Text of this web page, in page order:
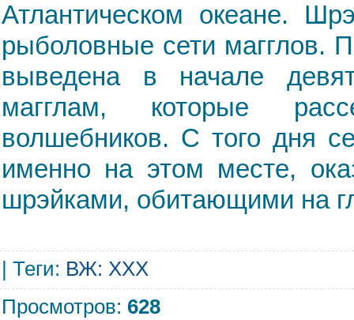
Атлантическом океане.
рыболовные сети магглов.
выведена в начале
магглам, которые
волшебников. С того дня
именно на этом месте,
шрэйками, обитающими на
| Теги: ВЖ: XXX
Просмотров: 628